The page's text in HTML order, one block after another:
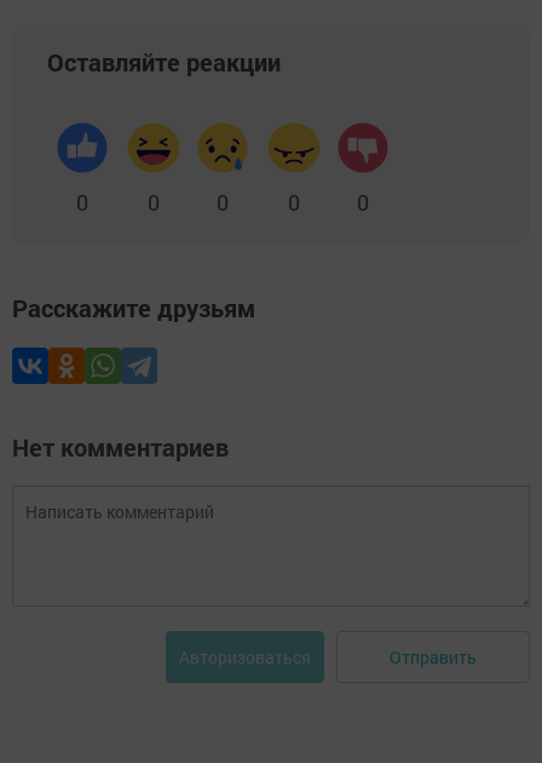
Оставляйте реакции
0 0 0 0 0
Расскажите друзьям
Нет комментариев
Авторизоваться Отправить